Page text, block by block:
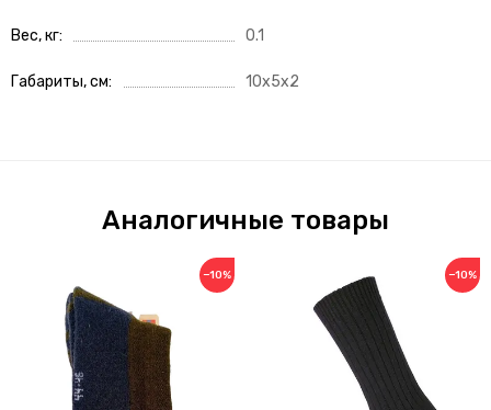
Вес, кг 0.1
Габариты, см 10x5x2
Аналогичные товары
−10% −10%